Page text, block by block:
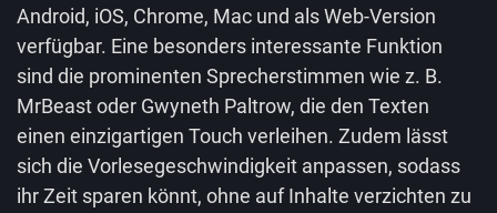
Android, iOS, Chrome, Mac und als Web-Version
verfügbar. Eine besonders interessante Funktion
sind die prominenten Sprecherstimmen wie z. B.
MrBeast oder Gwyneth Paltrow, die den Texten
einen einzigartigen Touch verleihen. Zudem lässt
sich die Vorlesegeschwindigkeit anpassen, sodass
ihr Zeit sparen könnt, ohne auf Inhalte verzichten zu